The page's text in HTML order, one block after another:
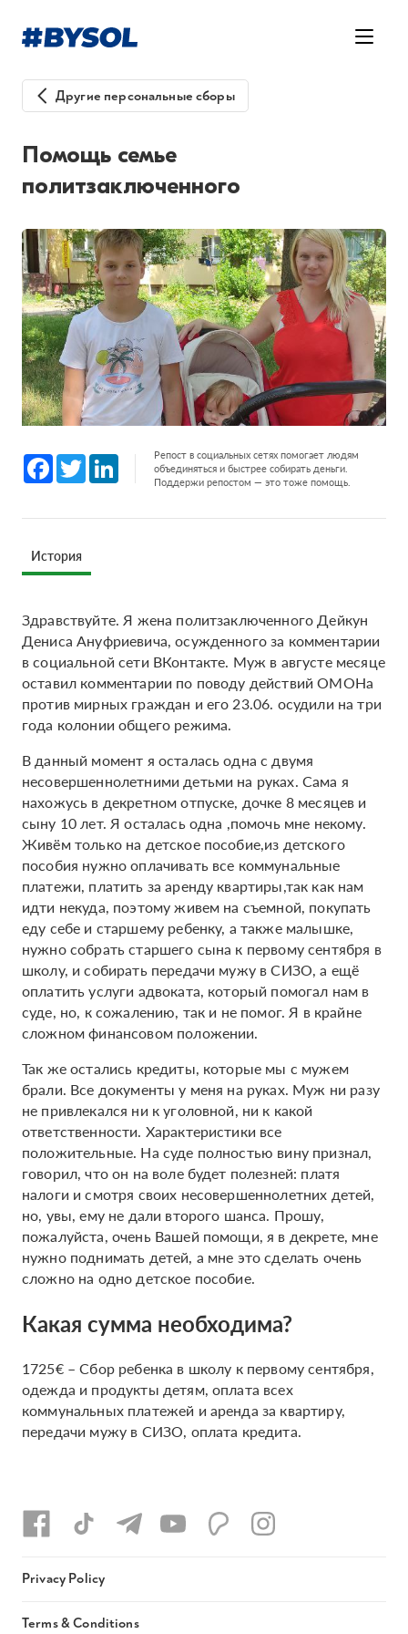
Другие персональные сборы
Помощь семье
политзаключенного
Facebook
Twitter LinkedInРепост в социальных сетях помогает людям
объединяться и быстрее собирать деньги.
Поддержи репостом — это тоже помощь.
История
Здравствуйте. Я жена политзаключенного Дейкун
Дениса Ануфриевича, осужденного за комментарии
в социальной сети ВКонтакте. Муж в августе месяце
оставил комментарии по поводу действий ОМОНа
против мирных граждан и его 23.06. осудили на три
года колонии общего режима.
В данный момент я осталась одна с двумя
несовершеннолетними детьми на руках. Сама я
нахожусь в декретном отпуске, дочке 8 месяцев и
сыну 10 лет. Я осталась одна ,помочь мне некому.
Живём только на детское пособие,из детского
пособия нужно оплачивать все коммунальные
платежи, платить за аренду квартиры,так как нам
идти некуда, поэтому живем на съемной, покупать
еду себе и старшему ребенку, а также малышке,
нужно собрать старшего сына к первому сентября в
школу, и собирать передачи мужу в СИЗО, а ещё
оплатить услуги адвоката, который помогал нам в
суде, но, к сожалению, так и не помог. Я в крайне
сложном финансовом положении.
Так же остались кредиты, которые мы с мужем
брали. Все документы у меня на руках. Муж ни разу
не привлекался ни к уголовной, ни к какой
ответственности. Характеристики все
положительные. На суде полностью вину признал,
говорил, что он на воле будет полезней: платя
налоги и смотря своих несовершеннолетних детей,
но, увы, ему не дали второго шанса. Прошу,
пожалуйста, очень Вашей помощи, я в декрете, мне
нужно поднимать детей, а мне это сделать очень
сложно на одно детское пособие.
Какая сумма необходима?
1725€ – Сбор ребенка в школу к первому сентября,
одежда и продукты детям, оплата всех
коммунальных платежей и аренда за квартиру,
передачи мужу в СИЗО, оплата кредита.
Privacy Policy
Terms & Conditions